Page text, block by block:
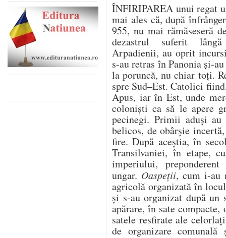
ÎNFIRIPAREA unui regat
mai ales că, după
955, nu mai rămăseseră
dezastrul suferit
Arpadienii, au oprit
s-au retras în Panonia şi-
la poruncă, nu chiar toţi.
spre Sud–Est. Catolici
Apus, iar în Est, unde
colonişti ca să le apere
pecinegi. Primii aduşi
belicos, de obârşie
fire. După aceştia, în
Transilvaniei, în etape,
imperiului,
ungar. Oaspeţii, cum i-au
agricolă organizată în
şi s-au organizat după un
apărare, în sate
satele resfirate ale
de organizare